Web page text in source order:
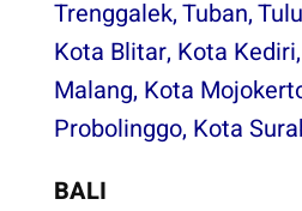
Trenggalek,Tuban,
Kota Blitar, Kota Kediri,
Malang, Kota
Probolinggo, Kota
BALI